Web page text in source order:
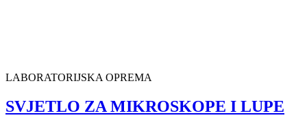
LABORATORIJSKA OPREMA
SVJETLO ZA MIKROSKOPE I LUPE